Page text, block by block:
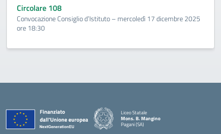
Circolare 108
Convocazione Consiglio d’Istituto – mercoledì 17 dicembre 2025
ore 18:30
Liceo Statale
Mons. B. Mangino
Pagani (SA)
— Visita la pagina iniziale della scuola